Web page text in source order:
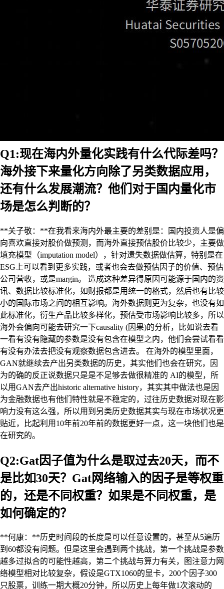
Q1:现在海内外量化实践有什么代际差吗？
海外接下来量化方向除了另类数据应用，
还有什么发展潮流？他们对于国内量化市
场是怎么判断的？
**关子敬：**在我看来海内外最主要的差别是：国内投资人是偏
向喜欢直接对股价做预测，而海外直接预估股价比较少，主要做
填充模型（imputation model），针对遗失数据做估算，特别是在
ESG上可以看到更多实践，或者也会去做预估因子的价值、预估
公司营收，或是margin。 造成这种差异得原因可能源于国内的资
讯、数据比较标准化，如财报都是用统一的格式，然后也有比较
小的国际市场之间的相互影响。海外数据则更为复杂，也没有如
此标准化，衍生产品比较多样化，预估受市场影响比较多，所以
海外会偏向可能去研究一下causality (因果)的分析，比如说去看
一看有没有隐藏的参数是没有包含在模型之内，他们会尝试看看
有没有办法去把没有观察数据包含进去。 在海外的模型里面，
GAN就继续去产出另类数据的历史，其实他们也会在研究，因
为的确的反正说数据只是是不足够去做很精准的 AI的模型，所
以用GAN去产出historic alternative history，其实其中做法也是因
为金融数据也有他们特性就是不稳定的，过往历史数据对现在影
响力没有这么强，所以用到另类历史数据其实与现在市场状况更
贴近，比起利用10年前20年前的数据更好一点，这一块他们也是
在研究的。
Q2:Gat因子值为什么是取过去20天，而不
是比如30天？Gat网络输入的因子是等权重
的，还是不同权重？如果是不同权重，是
如何确定的？
**何康：**历史时间段的长度是可以任意设置的，甚至从5遍历
到60都没有问题。但是这里会遇到两个挑战，第一个挑战是参数
越多过拟合的可能性越高，第二个挑战与算力有关，图注意力网
络模型相对比较复杂，假设是GTX1060的显卡，200个因子300
只股票，训练一期大概20分钟，所以历史上每年做1次滚动的